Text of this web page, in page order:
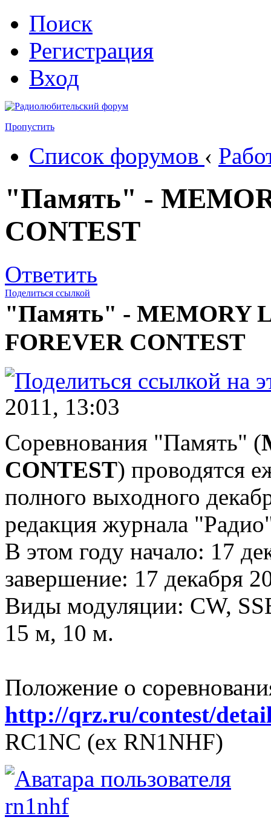
Поиск
Регистрация
Вход
Пропустить
Список форумов ‹
"Память" -
CONTEST
Ответить
Поделиться ссылкой
"Память" - MEMORY
FOREVER CONTEST
2011, 13:03
Соревнования "Память" (
CONTEST) проводятся
полного выходного
редакция журнала
В этом году начало: 17
завершение: 17 декабря
Виды модуляции: CW,
15 м, 10 м.
Положение о
http://qrz.ru/contest/
RC1NC (ex RN1NHF)
rn1nhf